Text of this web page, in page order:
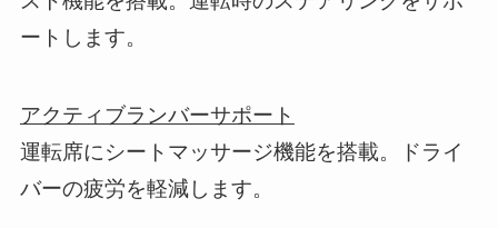
ートします。
アクティブランバーサポート
運転席にシートマッサージ機能を搭載。ドライ
バーの疲労を軽減します。